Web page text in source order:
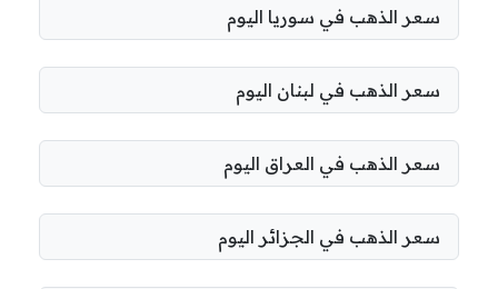
سعر الذهب في سوريا اليوم
سعر الذهب في لبنان اليوم
سعر الذهب في العراق اليوم
سعر الذهب في الجزائر اليوم